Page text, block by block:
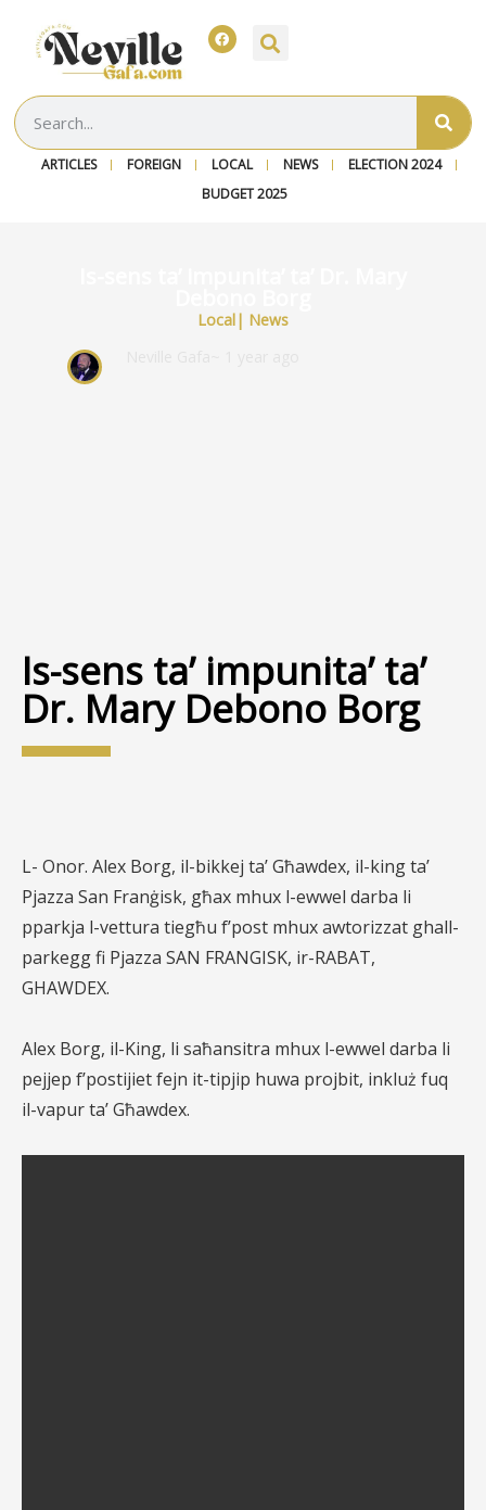
ARTICLES FOREIGN LOCAL NEWS
ELECTION 2024
BUDGET 2025
Local | News
Is-sens ta’ impunita’ ta’
Dr. Mary Debono Borg
L- Onor. Alex Borg, il-bikkej ta’ Għawdex, il-king ta’
Pjazza San Franġisk, għax mhux l-ewwel darba li
pparkja l-vettura tiegħu f’post mhux awtorizzat ghall-
parkegg fi Pjazza SAN FRANGISK, ir-RABAT,
GHAWDEX.
Alex Borg, il-King, li saħansitra mhux l-ewwel darba li
pejjep f’postijiet fejn it-tipjip huwa projbit, inkluż fuq
il-vapur ta’ Għawdex.